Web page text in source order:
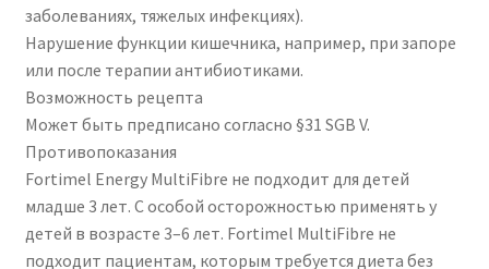
заболеваниях, тяжелых инфекциях).
Нарушение функции кишечника, например, при запоре
или после терапии антибиотиками.
Возможность рецепта
Может быть предписано согласно §31 SGB V.
Противопоказания
Fortimel Energy MultiFibre не подходит для детей
младше 3 лет. С особой осторожностью применять у
детей в возрасте 3–6 лет. Fortimel MultiFibre не
подходит пациентам, которым требуется диета без